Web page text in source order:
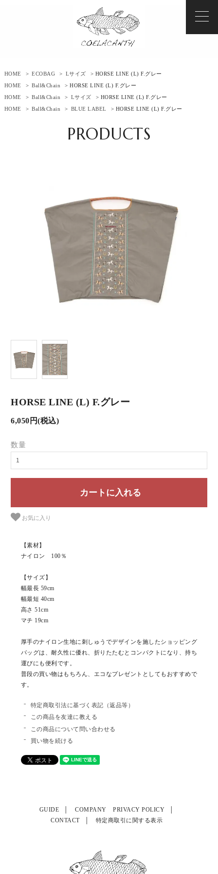
HOME > ECOBAG > Lサイズ
> HORSE LINE (L) F.グレー
HOME
> Ball&Chain
> HORSE LINE (L) F.グレー
HOME
> Ball&Chain > Lサイズ
> HORSE LINE (L) F.グレー
HOME
> Ball&Chain > BLUE LABEL > HORSE LINE (L) F.グレー
PRODUCTS
HORSE LINE (L) F.グレー
6,050円(税込)
数量
お気に入り
【素材】
ナイロン 100％
【サイズ】
幅最長 59cm
幅最短 40cm
高さ 51cm
マチ 19cm
厚手のナイロン生地に刺しゅうでデザインを施したショッピング
バッグは、耐久性に優れ、折りたたむとコンパクトになり、持ち
運びにも便利です。
普段の買い物はもちろん、エコなプレゼントとしてもおすすめで
す。
特定商取引法に基づく表記（返品等）
この商品を友達に教える
この商品について問い合わせる
買い物を続ける
GUIDE COMPANY
PRIVACY POLICY
CONTACT
特定商取引に関する表示